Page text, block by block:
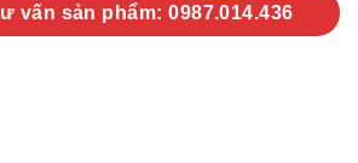
vấn sản phẩm: 0987.014.436